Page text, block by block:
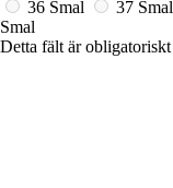
36 Smal
37 Smal
Smal
Detta fält är obligatoriskt